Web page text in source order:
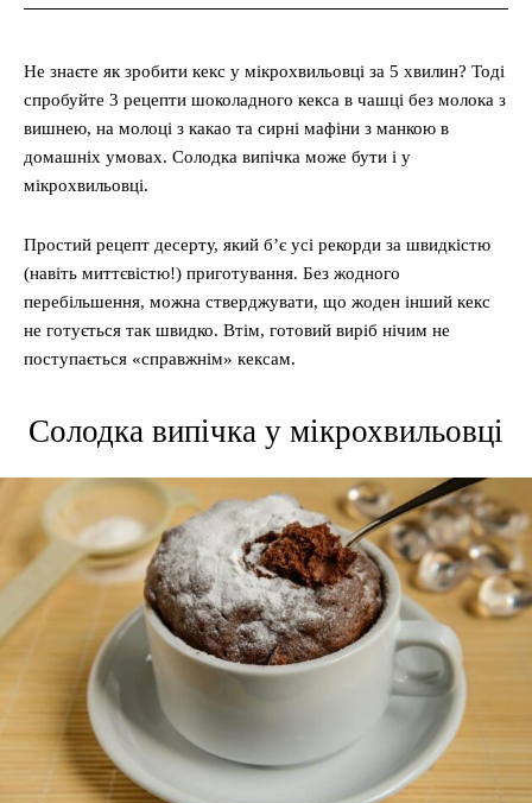
Не знаєте як зробити кекс у мікрохвильовці за 5 хвилин? Тоді
спробуйте 3 рецепти шоколадного кекса в чашці без молока з
вишнею, на молоці з какао та сирні мафіни з манкою в
домашніх умовах. Солодка випічка може бути і у
мікрохвильовці.
Простий рецепт десерту, який б’є усі рекорди за швидкістю
(навіть миттєвістю!) приготування. Без жодного
перебільшення, можна стверджувати, що жоден інший кекс
не готується так швидко. Втім, готовий виріб нічим не
поступається «справжнім» кексам.
Солодка випічка у мікрохвильовці